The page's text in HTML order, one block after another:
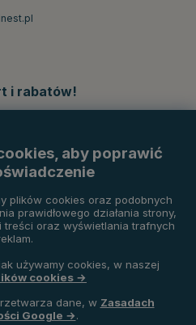
i rabatów!
aby poprawić
plików cookies oraz podobnych
prawidłowego działania strony,
oraz wyświetlania trafnych
używamy cookies, w naszej
cookies →
dane, w Zasadach
Google →.